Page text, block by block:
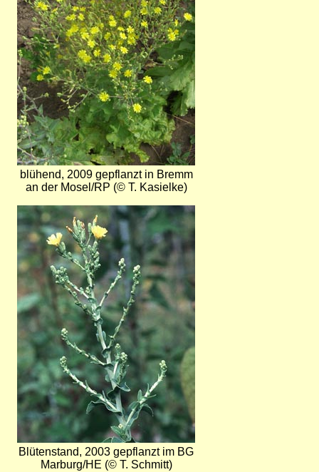
blühend, 2009 gepflanzt in Bremm
an der Mosel/RP (© T. Kasielke)
Bild
Blütenstand, 2003 gepflanzt im BG
Marburg/HE (© T. Schmitt)